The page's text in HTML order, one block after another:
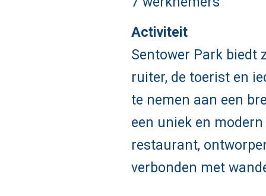
Activiteit
Sentower Park biedt
ruiter, de toerist en
te nemen aan een
een uniek en
restaurant,
verbonden met